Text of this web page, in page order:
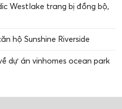
Westlake trang bị đồng bộ,
hộ Sunshine Riverside
dự án vinhomes ocean park